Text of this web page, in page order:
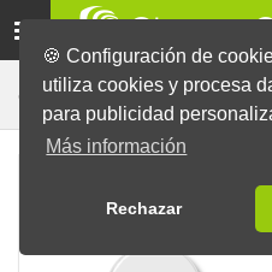
🍪 Configuración de
utiliza cookies y procesa
para publicidad
Más información
Rechazar
Chapas Chapas Ventosa